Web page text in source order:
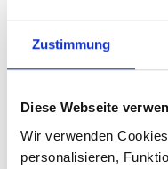
Zustimmung
Diese Webseite
Wir verwenden
personalisieren,
Unikat der
Gastgewerbe
FLÄCHE